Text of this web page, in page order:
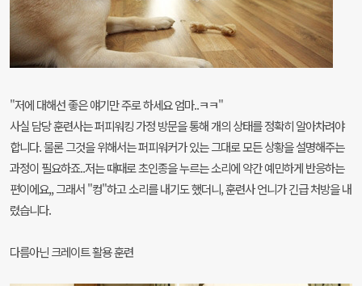
"저에 대해선 좋은 얘기만 주로 하세요 엄마..ㅋㅋ"
사실 담당 훈련사는 퍼피워킹 가정 방문을 통해 개의 상태를 정확히 알아차려야
합니다. 물론 그것을 위해서는 퍼피워커가 있는 그대로 모든 상황을 설명해주는
과정이 필요하죠..저는 때때로 초인종을 누르는 소리에 약간 예민하게 반응하는
편이에요,, 그래서 "컹"하고 소리를 내기도 했더니, 훈련사 언니가 긴급 처방을 내
렸습니다.
다름아닌 크레이트 활용 훈련